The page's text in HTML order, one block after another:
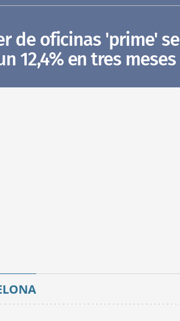
de oficinas 'prime' se
12,4% en tres meses